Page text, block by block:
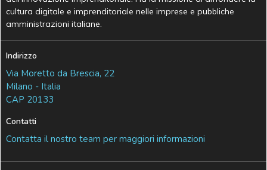
cultura digitale e imprenditoriale nelle imprese e pubbliche
amministrazioni italiane.
Indirizzo
Via Moretto da Brescia, 22
Milano - Italia
CAP 20133
Contatti
Contatta il nostro team per maggiori informazioni